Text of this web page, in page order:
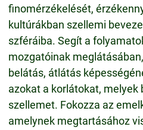
finomérzékelését,
kultúrákban szellemi
szféráiba. Segít a
mozgatóinak
belátás, átlátás
azokat a korlátokat, melyek
szellemet. Fokozza az
amelynek megtartásához